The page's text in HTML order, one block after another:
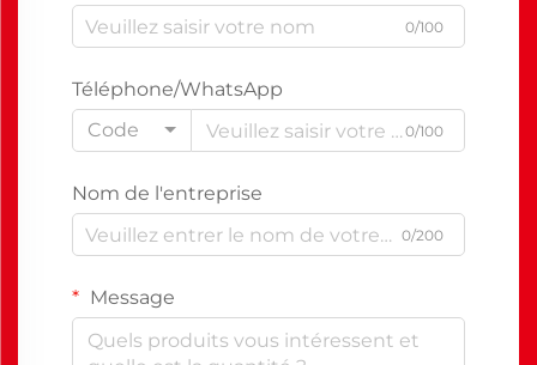
0/100
Téléphone/WhatsApp
Code
0/100
Nom de l'entreprise
0/200
Message